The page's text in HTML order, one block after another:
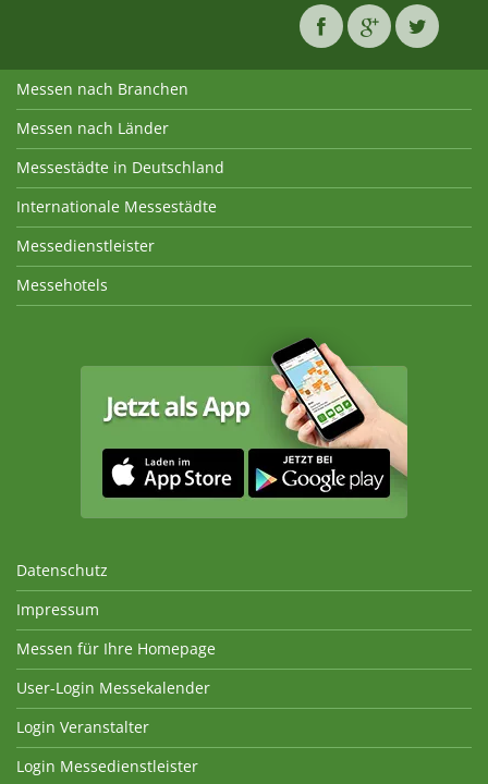
Messen nach Branchen
Messen nach Länder
Messestädte in Deutschland
Internationale Messestädte
Messedienstleister
Messehotels
Datenschutz
Impressum
Messen für Ihre Homepage
User-Login Messekalender
Login Veranstalter
Login Messedienstleister